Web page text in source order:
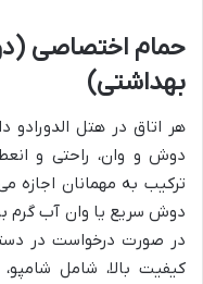
حمام اختصاصی
بهداشتی)
هر اتاق در هتل
دوش و وان، راحتی و
ترکیب به مهمانان اجازه
دوش سریع یا وان آب گرم
در صورت درخواست در
کیفیت بالا، شامل